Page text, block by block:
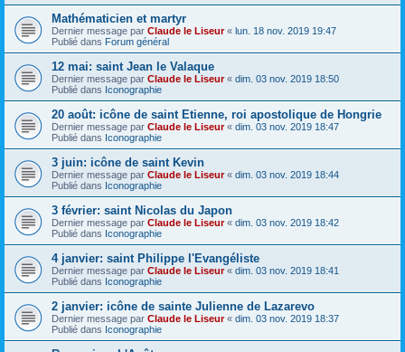
Mathématicien et martyr
Dernier message par Claude le Liseur« lun. 18 nov. 2019 19:47
Publié dans Forum général
12 mai: saint Jean le Valaque
Dernier message par Claude le Liseur« dim. 03 nov. 2019 18:50
Publié dans Iconographie
20 août: icône de saint Etienne, roi apostolique de Hongrie
Dernier message par Claude le Liseur« dim. 03 nov. 2019 18:47
Publié dans Iconographie
3 juin: icône de saint Kevin
Dernier message par Claude le Liseur« dim. 03 nov. 2019 18:44
Publié dans Iconographie
3 février: saint Nicolas du Japon
Dernier message par Claude le Liseur« dim. 03 nov. 2019 18:42
Publié dans Iconographie
4 janvier: saint Philippe l'Evangéliste
Dernier message par Claude le Liseur« dim. 03 nov. 2019 18:41
Publié dans Iconographie
2 janvier: icône de sainte Julienne de Lazarevo
Dernier message par Claude le Liseur« dim. 03 nov. 2019 18:37
Publié dans Iconographie